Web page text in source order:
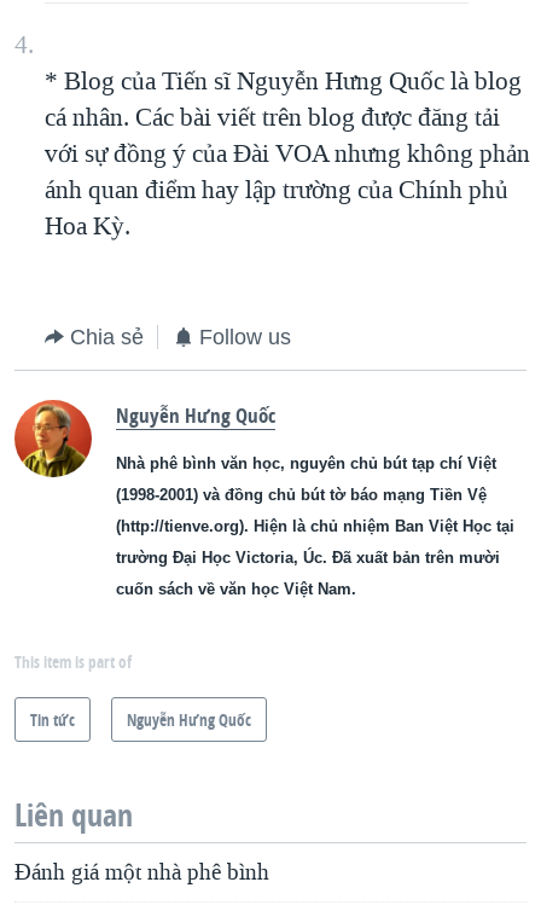
* Blog của Tiến sĩ Nguyễn Hưng Quốc là blog
cá nhân. Các bài viết trên blog được đăng tải
với sự đồng ý của Ðài VOA nhưng không phản
ánh quan điểm hay lập trường của Chính phủ
Hoa Kỳ.
Chia sẻ Follow us
Nguyễn Hưng Quốc
Nhà phê bình văn học, nguyên chủ bút tạp chí Việt
(1998-2001) và đồng chủ bút tờ báo mạng Tiền Vệ
(http://tienve.org). Hiện là chủ nhiệm Ban Việt Học tại
trường Đại Học Victoria, Úc. Đã xuất bản trên mười
cuốn sách về văn học Việt Nam.
This item is part of
Tin tức Nguyễn Hưng Quốc
Liên quan
Đánh giá một nhà phê bình